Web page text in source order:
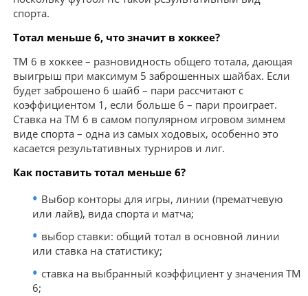
спорта.
Тотал меньше 6, что значит в хоккее?
ТМ 6 в хоккее – разновидность общего тотала, дающая
выигрыш при максимум 5 заброшенных шайбах. Если
будет заброшено 6 шайб – пари рассчитают с
коэффициентом 1, если больше 6 – пари проиграет.
Ставка на ТМ 6 в самом популярном игровом зимнем
виде спорта – одна из самых ходовых, особенно это
касается результативных турниров и лиг.
Как поставить тотал меньше 6?
Выбор конторы для игры, линии (прематчевую
или лайв), вида спорта и матча;
выбор ставки: общий тотал в основной линии
или ставка на статистику;
ставка на выбранный коэффициент у значения ТМ
6;